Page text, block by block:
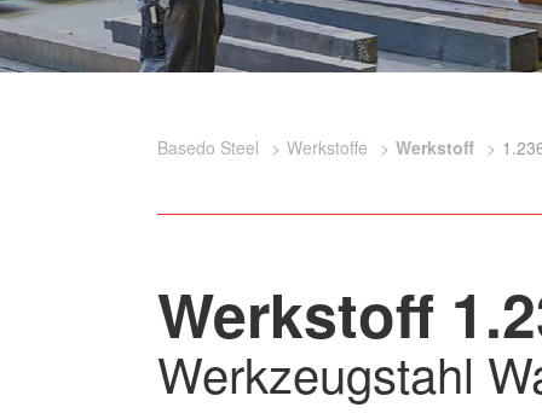
Basedo Steel Werkstoffe Werkstoff
Werkstoff
Werkzeugstahl